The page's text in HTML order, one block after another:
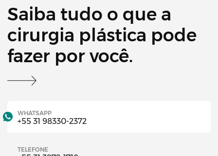
Saiba tudo o que a
cirurgia plástica pode
fazer por você.
WHATSAPP
+55 31 98330-2372
TELEFONE